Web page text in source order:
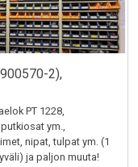
2),
PT 1228,
ym.,
nipat, tulpat ym. (1
ja paljon muuta!